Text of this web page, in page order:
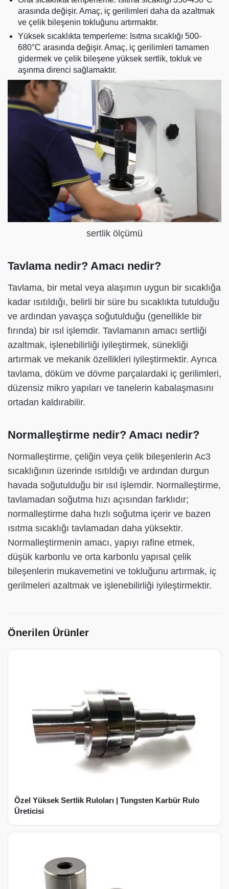
arasında değişir. Amaç, iç gerilimleri daha da azaltmak
ve çelik bileşenin tokluğunu artırmaktır.
Yüksek sıcaklıkta temperleme: Isıtma sıcaklığı 500-
680°C arasında değişir. Amaç, iç gerilimleri tamamen
gidermek ve çelik bileşene yüksek sertlik, tokluk ve
aşınma direnci sağlamaktır.
sertlik ölçümü
Tavlama nedir? Amacı nedir?
Tavlama, bir metal veya alaşımın uygun bir sıcaklığa
kadar ısıtıldığı, belirli bir süre bu sıcaklıkta tutulduğu
ve ardından yavaşça soğutulduğu (genellikle bir
fırında) bir ısıl işlemdir. Tavlamanın amacı sertliği
azaltmak, işlenebilirliği iyileştirmek, sünekliği
artırmak ve mekanik özellikleri iyileştirmektir. Ayrıca
tavlama, döküm ve dövme parçalardaki iç gerilimleri,
düzensiz mikro yapıları ve tanelerin kabalaşmasını
ortadan kaldırabilir.
Normalleştirme nedir? Amacı nedir?
Normalleştirme, çeliğin veya çelik bileşenlerin Ac3
sıcaklığının üzerinde ısıtıldığı ve ardından durgun
havada soğutulduğu bir ısıl işlemdir. Normalleştirme,
tavlamadan soğutma hızı açısından farklıdır;
normalleştirme daha hızlı soğutma içerir ve bazen
ısıtma sıcaklığı tavlamadan daha yüksektir.
Normalleştirmenin amacı, yapıyı rafine etmek,
düşük karbonlu ve orta karbonlu yapısal çelik
bileşenlerin mukavemetini ve tokluğunu artırmak, iç
gerilmeleri azaltmak ve işlenebilirliği iyileştirmektir.
Önerilen Ürünler
Özel Yüksek Sertlik Ruloları | Tungsten Karbür Rulo
Üreticisi